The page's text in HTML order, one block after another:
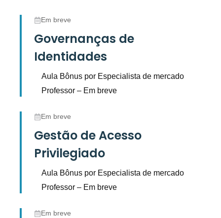
Em breve
Governanças de
Identidades
Aula Bônus por Especialista de mercado
Professor – Em breve
Em breve
Gestão de Acesso
Privilegiado
Aula Bônus por Especialista de mercado
Professor – Em breve
Em breve